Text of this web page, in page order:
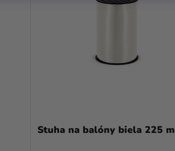
Stuha na balóny biela 225 m